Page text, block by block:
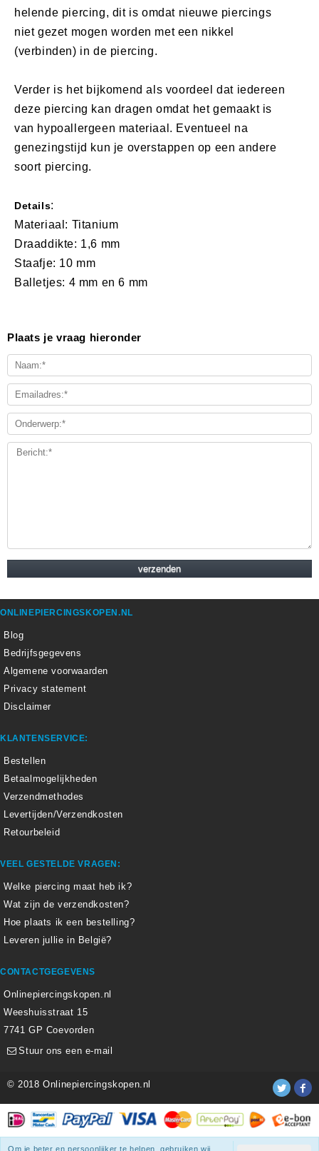
helende piercing, dit is omdat nieuwe piercings
niet gezet mogen worden met een nikkel
(verbinden) in de piercing.
Verder is het bijkomend als voordeel dat iedereen
deze piercing kan dragen omdat het gemaakt is
van hypoallergeen materiaal. Eventueel na
genezingstijd kun je overstappen op een andere
soort piercing.
Details:
Materiaal: Titanium
Draaddikte: 1,6 mm
Staafje: 10 mm
Balletjes: 4 mm en 6 mm
Plaats je vraag hieronder
ONLINEPIERCINGSKOPEN.NL
Blog
Bedrijfsgegevens
Algemene voorwaarden
Privacy statement
Disclaimer
KLANTENSERVICE:
Bestellen
Betaalmogelijkheden
Verzendmethodes
Levertijden/Verzendkosten
Retourbeleid
VEEL GESTELDE VRAGEN:
Welke piercing maat heb ik?
Wat zijn de verzendkosten?
Hoe plaats ik een bestelling?
Leveren jullie in België?
CONTACTGEGEVENS
Onlinepiercingskopen.nl
Weeshuisstraat 15
7741 GP Coevorden
Stuur ons een e-mail
© 2018 Onlinepiercingskopen.nl
Alle weergegeven prijzen zijn inclusief 21% BTW.
Om je beter en persoonlijker te helpen, gebruiken wij